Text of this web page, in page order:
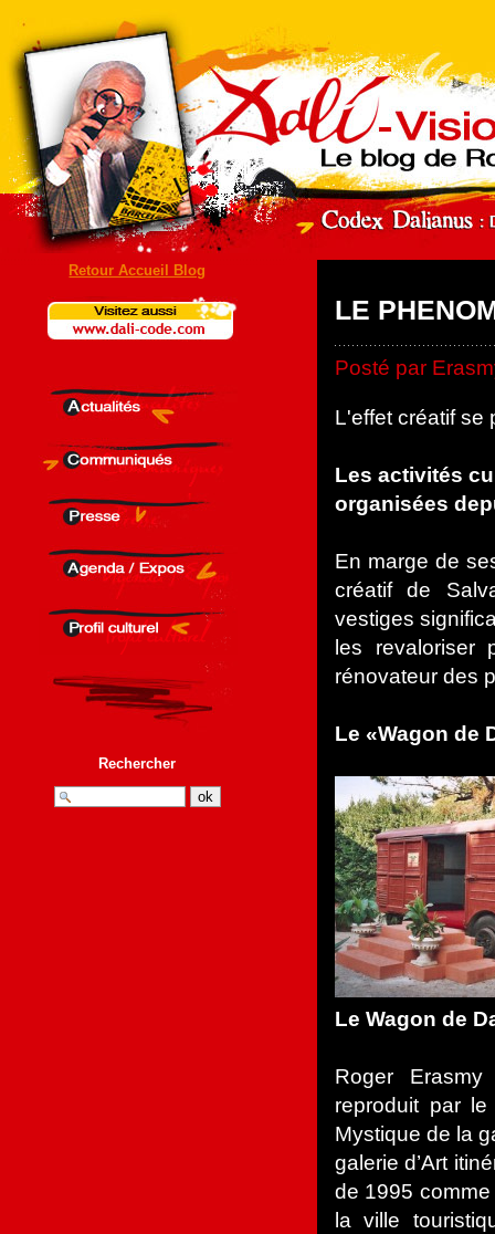
Retour Accueil Blog
Rechercher
LE
Posté par
L'effet créatif se
Les activités
organisées
En marge de
créatif de
vestiges
les revaloriser
rénovateur des
Le «Wagon de
Le Wagon de
Roger
reproduit par
Mystique de la
galerie d’Art
de 1995
la ville